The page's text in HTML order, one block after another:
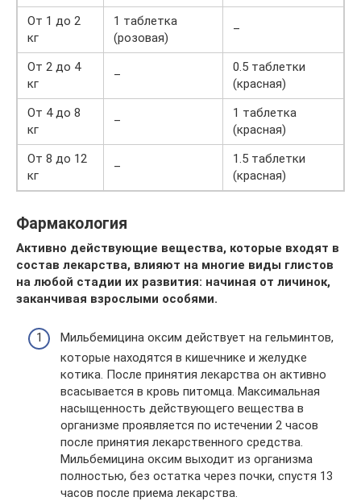
От 1 до 2
кг
1 таблетка
(розовая)
–
От 2 до 4
кг
–
0.5 таблетки
(красная)
От 4 до 8
кг
–
1 таблетка
(красная)
От 8 до 12
кг
–
1.5 таблетки
(красная)
Фармакология
Активно действующие вещества, которые входят в
состав лекарства, влияют на многие виды глистов
на любой стадии их развития: начиная от личинок,
заканчивая взрослыми особями.
Мильбемицина оксим действует на гельминтов,
которые находятся в кишечнике и желудке
котика. После принятия лекарства он активно
всасывается в кровь питомца. Максимальная
насыщенность действующего вещества в
организме проявляется по истечении 2 часов
после принятия лекарственного средства.
Мильбемицина оксим выходит из организма
полностью, без остатка через почки, спустя 13
часов после приема лекарства.